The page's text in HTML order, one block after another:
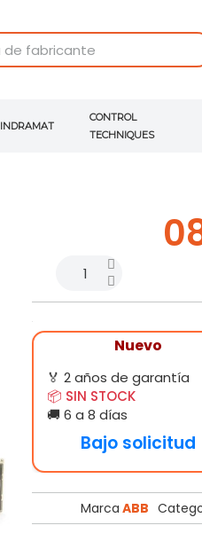
INDRAMAT
CONTROL
TECHNIQUES
Nuevo
🏅 2 años de garantía
📦 SIN STOCK
🚚 6 a 8 días
Bajo solicitud
Marca ABB